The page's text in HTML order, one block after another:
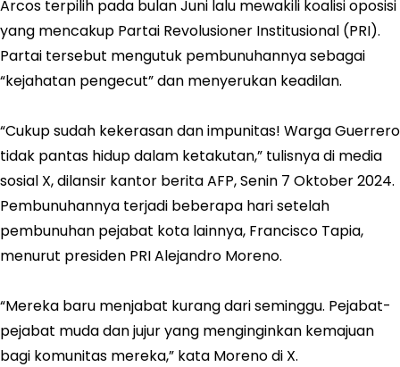
Arcos terpilih pada bulan Juni lalu mewakili koalisi oposisi
yang mencakup Partai Revolusioner Institusional (PRI).
Partai tersebut mengutuk pembunuhannya sebagai
“kejahatan pengecut” dan menyerukan keadilan.
“Cukup sudah kekerasan dan impunitas! Warga Guerrero
tidak pantas hidup dalam ketakutan,” tulisnya di media
sosial X, dilansir kantor berita AFP, Senin 7 Oktober 2024.
Pembunuhannya terjadi beberapa hari setelah
pembunuhan pejabat kota lainnya, Francisco Tapia,
menurut presiden PRI Alejandro Moreno.
“Mereka baru menjabat kurang dari seminggu. Pejabat-
pejabat muda dan jujur yang menginginkan kemajuan
bagi komunitas mereka,” kata Moreno di X.